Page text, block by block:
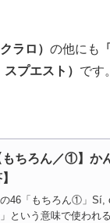
ラロ） の他にも
プエスト） です
もちろん／①】か
46「もちろん①」Sí,
という意味で使われ